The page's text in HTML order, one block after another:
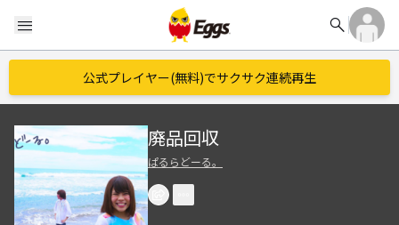
menu search
公式プレイヤー(無料)でサクサク連続再生
廃品回収
ぱるらどーる。